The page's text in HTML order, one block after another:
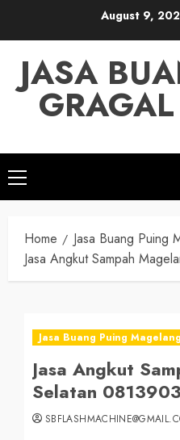
August 9,
JASA
Primary
Menu
Home
Jasa Buang Puing
Jasa Angkut Sampah
Jasa Buang Puing Magelang
Jasa Angkut
Selatan